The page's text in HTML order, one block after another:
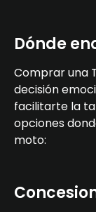
Dónde
Comprar una
decisión
facilitarte la
opciones
moto: